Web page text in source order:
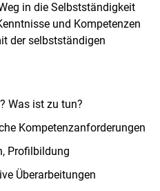
in die Selbstständigkeit
und Kompetenzen
der selbstständigen
Was ist zu tun?
Kompetenzanforderungen
Profilbildung
Überarbeitungen